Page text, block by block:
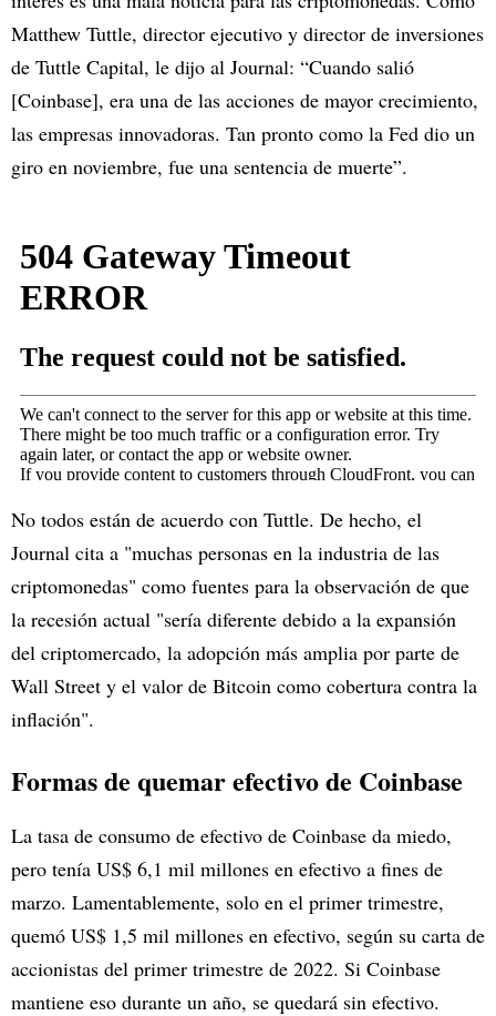
Matthew Tuttle, director ejecutivo y director de inversiones
de Tuttle Capital, le dijo al Journal: “Cuando salió
[Coinbase], era una de las acciones de mayor crecimiento,
las empresas innovadoras. Tan pronto como la Fed dio un
giro en noviembre, fue una sentencia de muerte”.
No todos están de acuerdo con Tuttle. De hecho, el
Journal cita a "muchas personas en la industria de las
criptomonedas" como fuentes para la observación de que
la recesión actual "sería diferente debido a la expansión
del criptomercado, la adopción más amplia por parte de
Wall Street y el valor de Bitcoin como cobertura contra la
inflación".
Formas de quemar efectivo de Coinbase
La tasa de consumo de efectivo de Coinbase da miedo,
pero tenía US$ 6,1 mil millones en efectivo a fines de
marzo. Lamentablemente, solo en el primer trimestre,
quemó US$ 1,5 mil millones en efectivo, según su carta de
accionistas del primer trimestre de 2022. Si Coinbase
mantiene eso durante un año, se quedará sin efectivo.